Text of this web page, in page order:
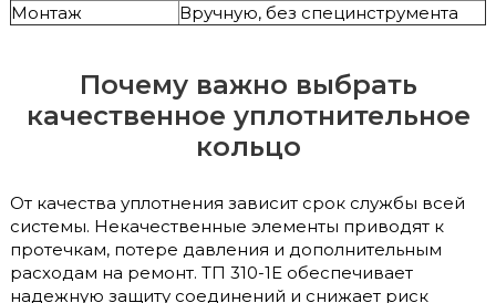
Монтаж
Вручную, без специнструмента
Почему важно выбрать
качественное уплотнительное
кольцо
От качества уплотнения зависит срок службы всей
системы. Некачественные элементы приводят к
протечкам, потере давления и дополнительным
расходам на ремонт. ТП 310-1Е обеспечивает
надежную защиту соединений и снижает риск